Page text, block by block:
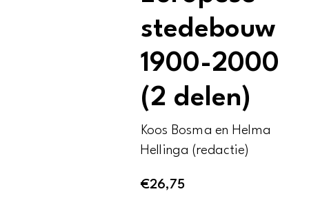
stedebouw
1900-2000
(2 delen)
Koos Bosma en Helma
Hellinga (redactie)
€26,75